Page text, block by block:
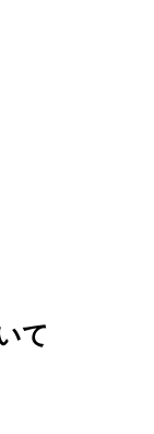
て